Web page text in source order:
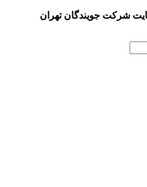
شرکت جویندگان تهران